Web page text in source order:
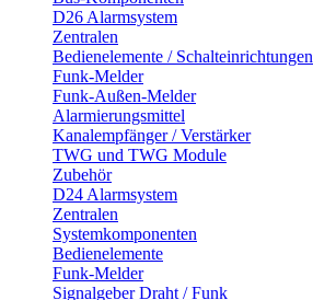
D26 Alarmsystem
Zentralen
Bedienelemente / Schalteinrichtungen
Funk-Melder
Funk-Außen-Melder
Alarmierungsmittel
Kanalempfänger / Verstärker
TWG und TWG Module
Zubehör
D24 Alarmsystem
Zentralen
Systemkomponenten
Bedienelemente
Funk-Melder
Signalgeber Draht / Funk